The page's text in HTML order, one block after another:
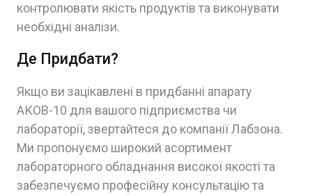
контролювати якість продуктів та виконувати
необхідні аналізи.
Де Придбати?
Якщо ви зацікавлені в придбанні апарату
АКОВ-10 для вашого підприємства чи
лабораторії, звертайтеся до компанії Лабзона.
Ми пропонуємо широкий асортимент
лабораторного обладнання високої якості та
забезпечуємо професійну консультацію та